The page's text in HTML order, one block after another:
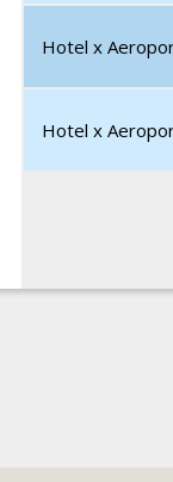
Hotel x
Hotel x